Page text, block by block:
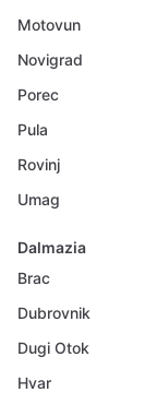
Motovun
Novigrad
Porec
Pula
Rovinj
Umag
Dalmazia
Brac
Dubrovnik
Dugi Otok
Hvar